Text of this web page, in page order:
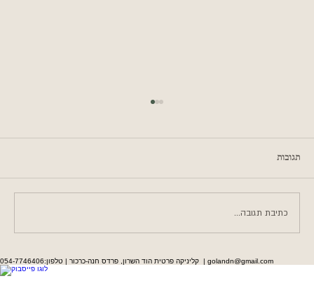
תגובות
כתיבת תגובה...
קליניקה פרטית הוד השרון, פרדס חנה-כרכור | טלפון:054-7746406 | golandn@gmail.com